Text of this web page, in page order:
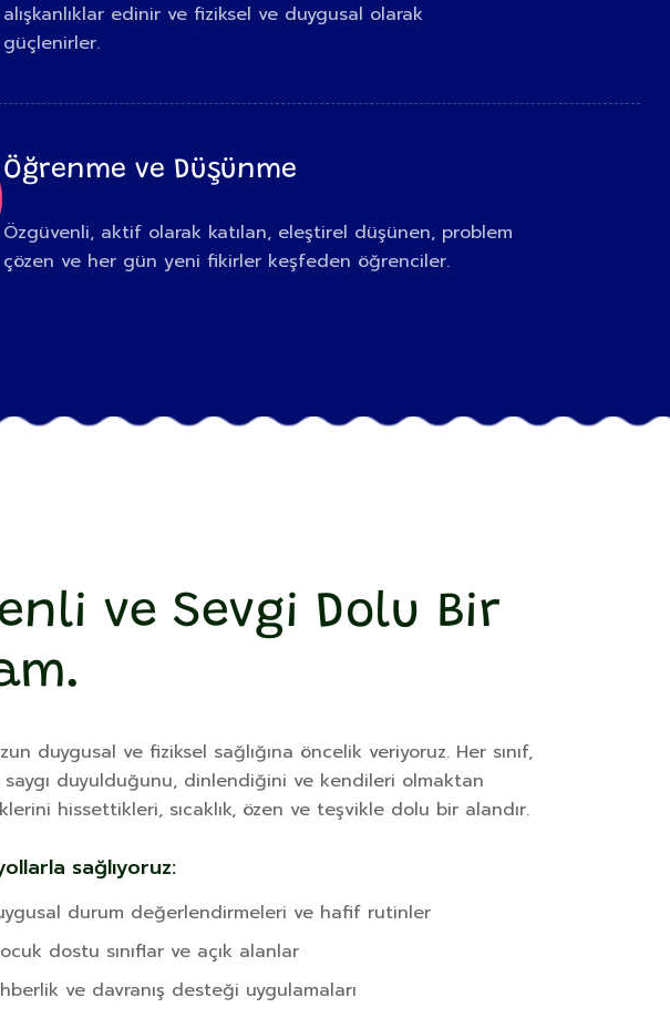
alışkanlıklar edinir ve fiziksel ve duygusal olarak
güçlenirler.
Öğrenme ve Düşünme
Özgüvenli, aktif olarak katılan, eleştirel düşünen, problem
çözen ve her gün yeni fikirler keşfeden öğrenciler.
ve Sevgi Dolu Bir
duygusal ve fiziksel sağlığına öncelik veriyoruz. Her sınıf,
saygı duyulduğunu, dinlendiğini ve kendileri olmaktan
hissettikleri, sıcaklık, özen ve teşvikle dolu bir alandır.
sağlıyoruz:
durum değerlendirmeleri ve hafif rutinler
dostu sınıflar ve açık alanlar
ve davranış desteği uygulamaları